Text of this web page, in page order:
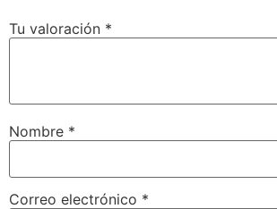
Tu valoración *
Nombre *
Correo electrónico *